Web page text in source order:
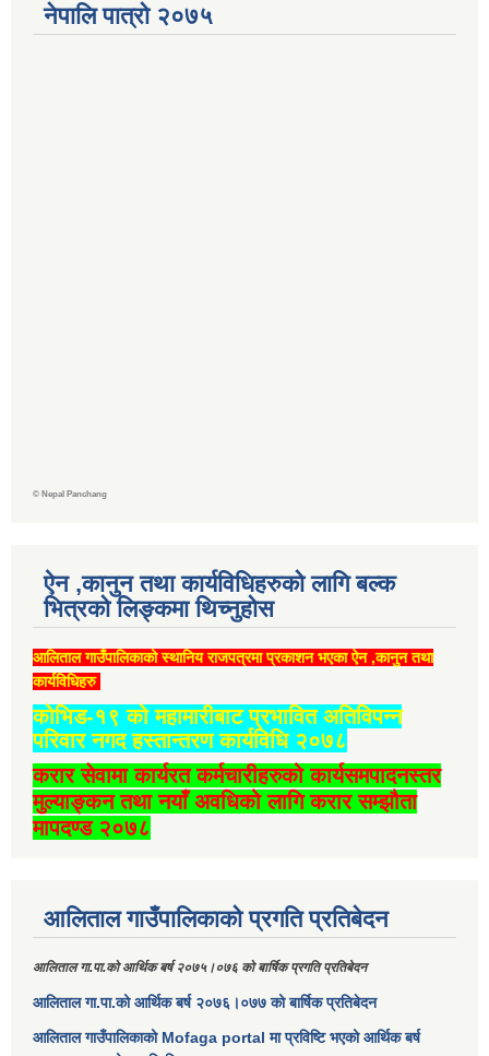
नेपालि पात्रो २०७५
© Nepal Panchang
ऐन ,कानुन तथा कार्यविधिहरुको लागि बल्क
भित्रको लिङ्कमा थिच्‍नुहोस
आलिताल गाउँपालिकाको स्थानिय राजपत्रमा प्रकाशन भएका ऐन ,कानुन तथा
कार्यविधिहरु
कोभिड-१९ को महामारीबाट प्रभावित अतिविपन्न
परिवार नगद हस्तान्तरण कार्यविधि २०७८
करार सेवामा कार्यरत कर्मचारीहरुको कार्यसमपादनस्तर
मुल्याङ्कन तथा नयाँ अवधिको लागि करार सम्झौता
मापदण्ड २०७८
आलिताल गाउँपालिकाको प्रगति प्रतिबेदन
आलिताल गा.पा.को आर्थिक बर्ष २०७५।०७६ को बार्षिक प्रगति प्रतिबेदन
आलिताल गा.पा.को आर्थिक बर्ष २०७६।०७७ को बार्षिक प्रतिबेदन
आलिताल गाउँपालिकाको Mofaga portal मा प्रविष्टि भएको आर्थिक बर्ष